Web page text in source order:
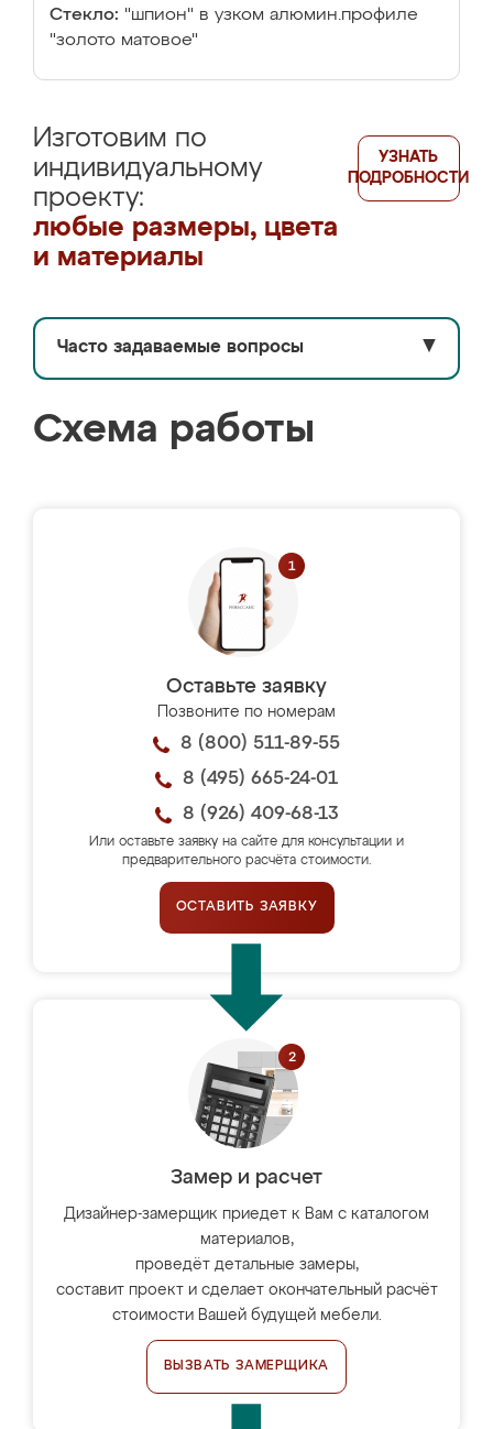
Стекло: "шпион" в узком алюмин.профиле
"золото матовое"
Изготовим по
индивидуальному
проекту:
любые размеры, цвета
и материалы
УЗНАТЬ
ПОДРОБНОСТИ
Часто задаваемые вопросы ▼
Схема работы
Оставьте заявку
Позвоните по номерам
8 (800) 511-89-55
8 (495) 665-24-01
8 (926) 409-68-13
Или оставьте заявку на сайте для консультации и
предварительного расчёта стоимости.
ОСТАВИТЬ ЗАЯВКУ
Замер и расчет
Дизайнер-замерщик приедет к Вам с каталогом
материалов,
проведёт детальные замеры,
составит проект и сделает окончательный расчёт
стоимости Вашей будущей мебели.
ВЫЗВАТЬ ЗАМЕРЩИКА